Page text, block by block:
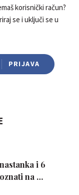
korisnički račun?
se i uključi se u
PRIJAVA
i 6
na …